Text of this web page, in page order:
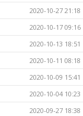
2020-10-27 21:18
2020-10-17 09:16
2020-10-13 18:51
2020-10-11 08:18
2020-10-09 15:41
2020-10-04 10:23
2020-09-27 18:38